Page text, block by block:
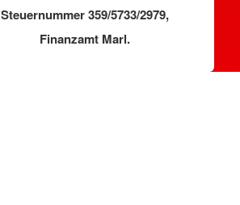
Steuernummer 359/5733/2979,
Finanzamt Marl.